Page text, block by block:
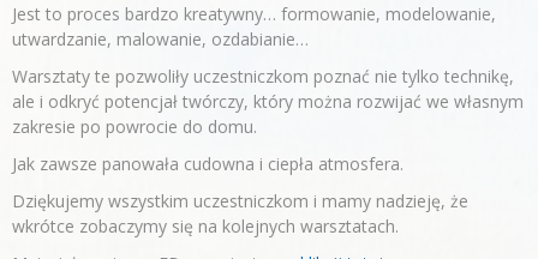
Jest to proces bardzo kreatywny… formowanie, modelowanie,
utwardzanie, malowanie, ozdabianie…
Warsztaty te pozwoliły uczestniczkom poznać nie tylko technikę,
ale i odkryć potencjał twórczy, który można rozwijać we własnym
zakresie po powrocie do domu.
Jak zawsze panowała cudowna i ciepła atmosfera.
Dziękujemy wszystkim uczestniczkom i mamy nadzieję, że
wkrótce zobaczymy się na kolejnych warsztatach.